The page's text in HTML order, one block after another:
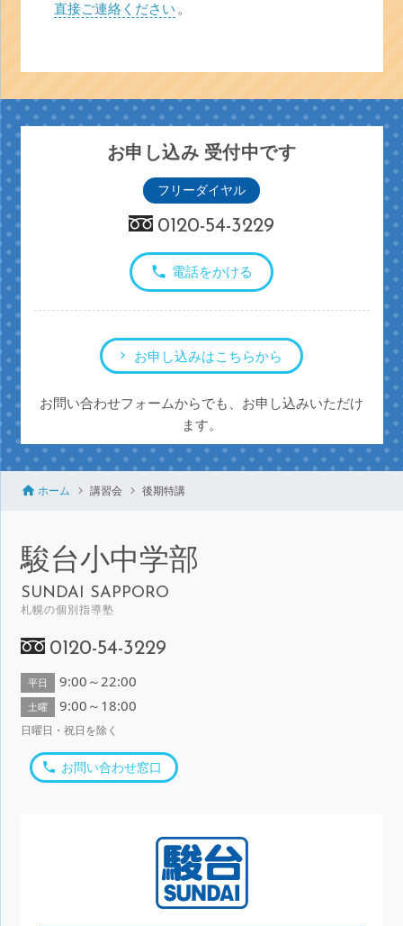
直接ご連絡ください 。
お申し込み 受付中です
フリーダイヤル
0120-54-3229
電話をかける
お申し込みはこちらから
お問い合わせフォームからでも、お申し込みいただけ
ます。
ホーム 講習会 後期特講
駿台小中学部
SUNDAI SAPPORO
札幌の個別指導塾
0120-54-3229
平日 9:00～22:00
土曜 9:00～18:00
日曜日・祝日を除く
お問い合わせ窓口